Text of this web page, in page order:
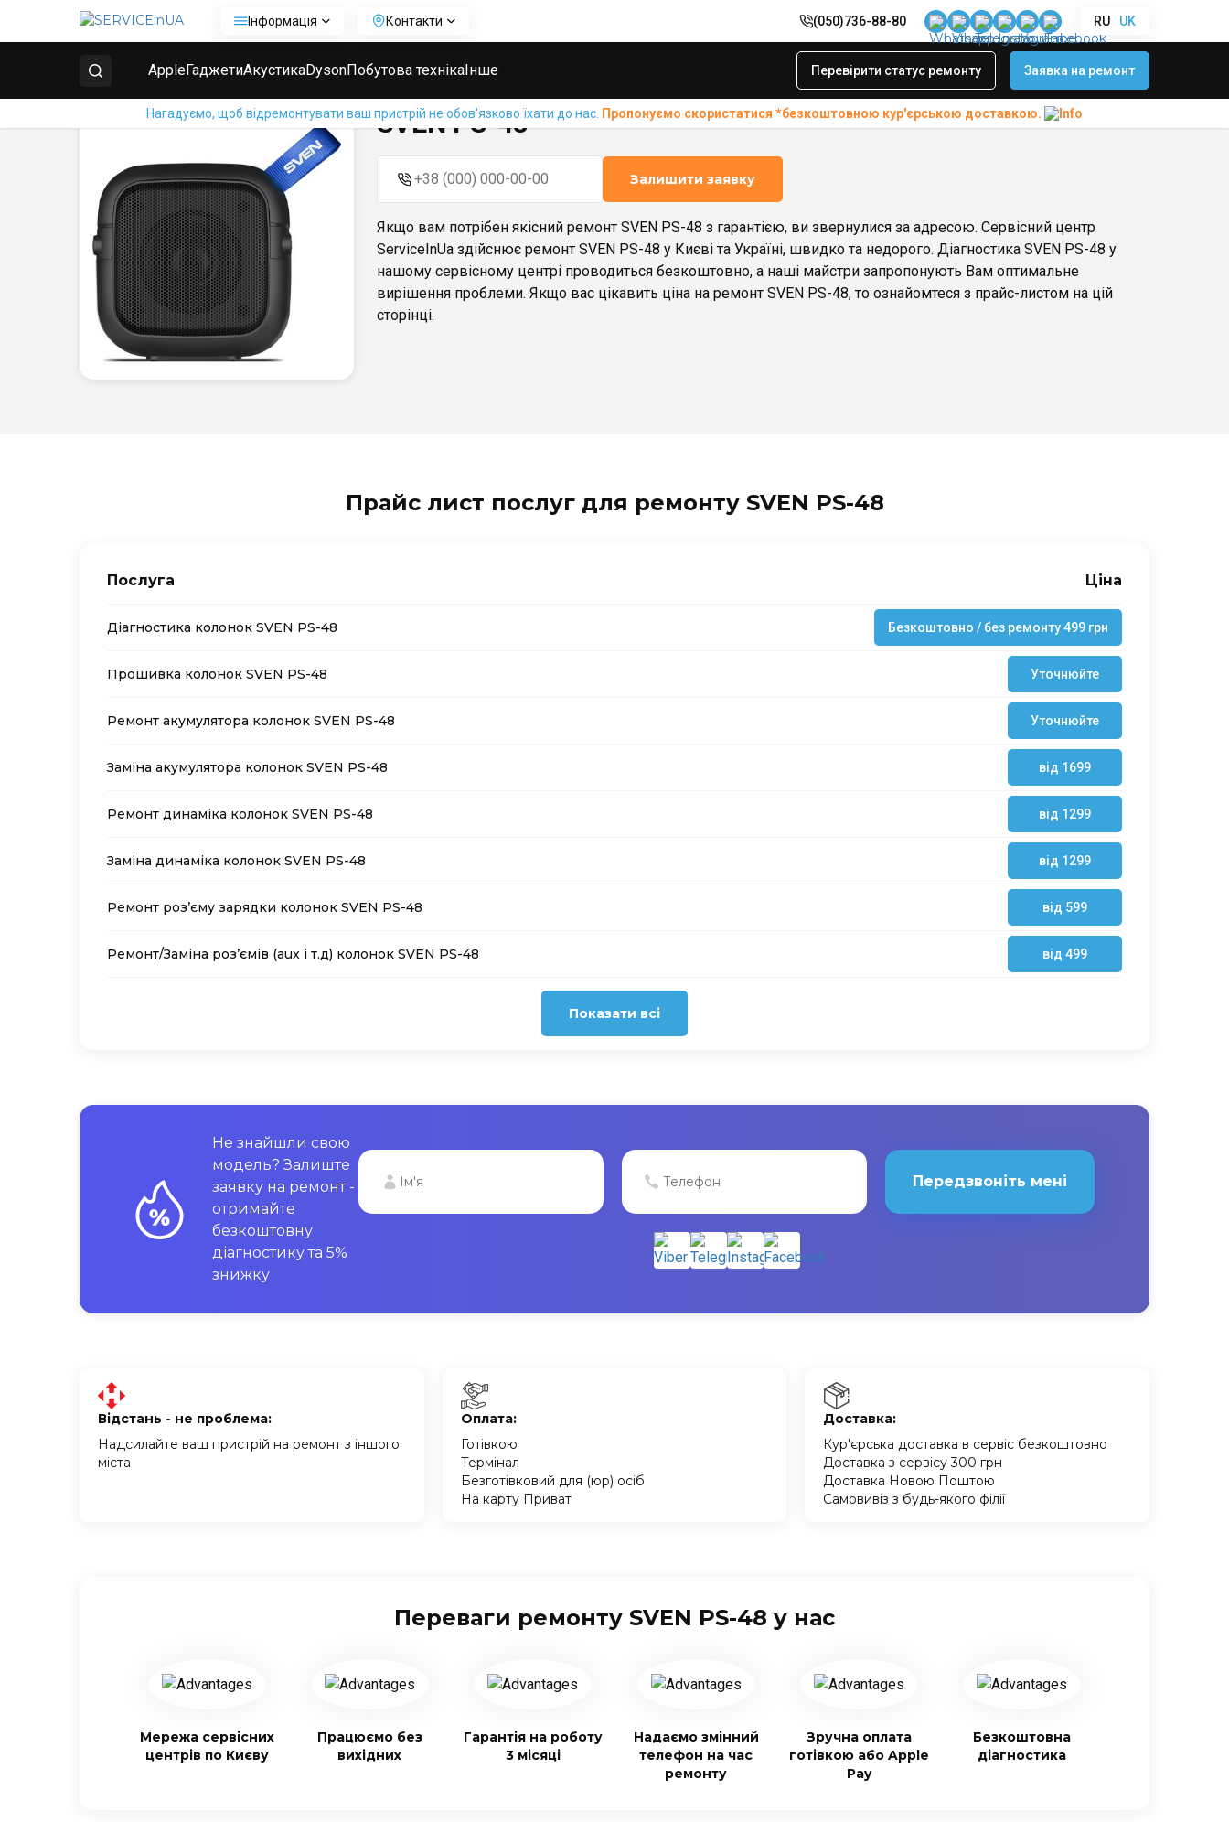
Інформація Контакти (050)736-88-80 RU UK
AppleГаджетиАкустикаDysonПобутова технікаІнше Перевірити статус ремонту Заявка на ремонт
Нагадуємо, щоб відремонтувати ваш пристрій не обов'язково їхати до нас. Пропонуємо скористатися *безкоштовною кур'єрською доставкою.
Головна Ремонт колонок Sven SVEN PS-48
SVEN PS-48
Залишити заявку
Якщо вам потрібен якісний ремонт SVEN PS-48 з гарантією, ви звернулися за адресою. Сервісний центр
ServiceInUa здійснює ремонт SVEN PS-48 у Києві та Україні, швидко та недорого. Діагностика SVEN PS-48 у
нашому сервісному центрі проводиться безкоштовно, а наші майстри запропонують Вам оптимальне
вирішення проблеми. Якщо вас цікавить ціна на ремонт SVEN PS-48, то ознайомтеся з прайс-листом на цій
сторінці.
Прайс лист послуг для ремонту SVEN PS-48
Послуга Ціна
Діагностика колонок SVEN PS-48 Безкоштовно / без ремонту 499 грн
Прошивка колонок SVEN PS-48 Уточнюйте
Ремонт акумулятора колонок SVEN PS-48 Уточнюйте
Заміна акумулятора колонок SVEN PS-48 від 1699
Ремонт динаміка колонок SVEN PS-48 від 1299
Заміна динаміка колонок SVEN PS-48 від 1299
Ремонт роз’єму зарядки колонок SVEN PS-48 від 599
Ремонт/Заміна роз’ємів (aux і т.д) колонок SVEN PS-48 від 499
Показати всі
Не знайшли свою
модель? Залиште
заявку на ремонт -
отримайте
безкоштовну
діагностику та 5%
знижку
Передзвоніть мені
Відстань - не проблема:
Надсилайте ваш пристрій на ремонт з іншого
міста
Оплата:
Готівкою
Термінал
Безготівковий для (юр) осіб
На карту Приват
Доставка:
Кур'єрська доставка в сервіс безкоштовно
Доставка з сервісу 300 грн
Доставка Новою Поштою
Самовивіз з будь-якого філії
Переваги ремонту SVEN PS-48 у нас
Мережа сервісних
центрів по Києву
Працюємо без
вихідних
Гарантія на роботу
3 місяці
Надаємо змінний
телефон на час
ремонту
Зручна оплата
готівкою або Apple
Pay
Безкоштовна
діагностика